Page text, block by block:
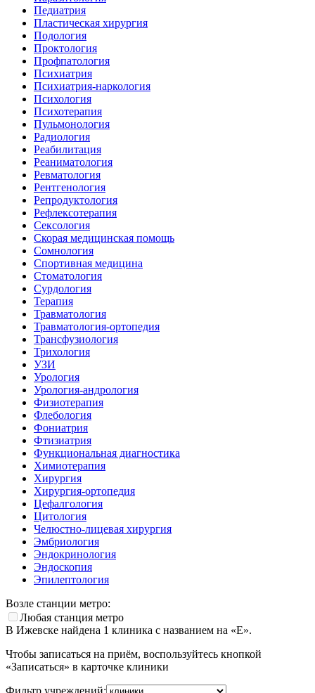
Педиатрия
Пластическая хирургия
Подология
Проктология
Профпатология
Психиатрия
Психиатрия-наркология
Психология
Психотерапия
Пульмонология
Радиология
Реабилитация
Реаниматология
Ревматология
Рентгенология
Репродуктология
Рефлексотерапия
Сексология
Скорая медицинская помощь
Сомнология
Спортивная медицина
Стоматология
Сурдология
Терапия
Травматология
Травматология-ортопедия
Трансфузиология
Трихология
УЗИ
Урология
Урология-андрология
Физиотерапия
Флебология
Фониатрия
Фтизиатрия
Функциональная диагностика
Химиотерапия
Хирургия
Хирургия-ортопедия
Цефалгология
Цитология
Челюстно-лицевая хирургия
Эмбриология
Эндокринология
Эндоскопия
Эпилептология
Возле станции метро:
Любая станция метро
В Ижевске найдена 1 клиника с названием на «Е».
Чтобы записаться на приём, воспользуйтесь кнопкой
«Записаться» в карточке клиники
Фильтр учреждений: